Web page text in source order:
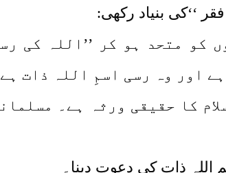
‘‘کی بنیاد رکھی:
کو متحد ہو کر ’’اللہ کی
اور وہ رسی اسمِ اللہ ذات
کا حقیقی ورثہ ہے۔